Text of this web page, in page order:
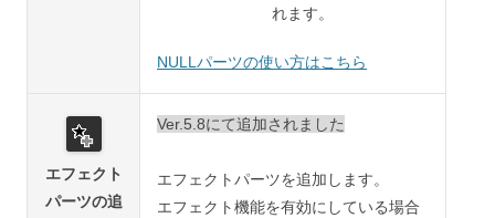
れます。
NULLパーツの使い方はこちら
エフェクト
パーツの追
Ver.5.8にて追加されました
エフェクトパーツを追加します。
エフェクト機能を有効にしている場合